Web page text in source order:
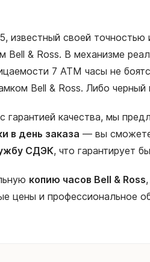
известный своей точностью
& Ross. В механизме
7 АТМ часы не
Bell & Ross. Либо
с гарантией качества, мы
в день заказа — вы сможете
СДЭК, что гарантирует
копию часов Bell & Ross
цены и профессиональное